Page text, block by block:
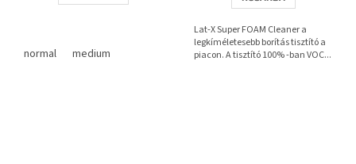
normal medium
Lat-X Super FOAM Cleaner a
legkíméletesebb borítás tisztító a
piacon. A tisztító 100% -ban VOC...